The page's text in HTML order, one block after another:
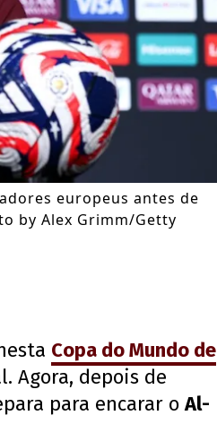
europeus antes de
by Alex Grimm/Getty
Copa do Mundo de
Agora, depois de
para encarar oAl-